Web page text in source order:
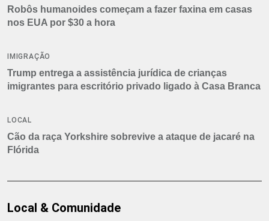
Robôs humanoides começam a fazer faxina em casas
nos EUA por $30 a hora
IMIGRAÇÃO
Trump entrega a assistência jurídica de crianças
imigrantes para escritório privado ligado à Casa Branca
LOCAL
Cão da raça Yorkshire sobrevive a ataque de jacaré na
Flórida
Local & Comunidade